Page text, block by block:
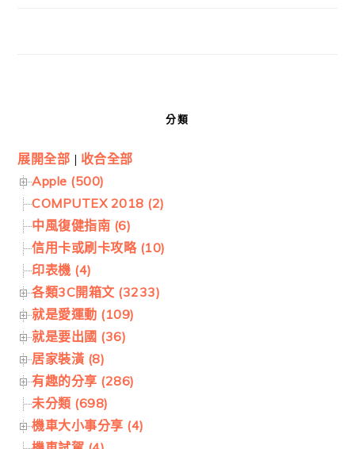
分類
展開全部 | 收合全部
Apple (500)
COMPUTEX 2018 (2)
中風復健指南 (6)
信用卡或刷卡攻略 (10)
印表機 (4)
各類3C開箱文 (3233)
就是愛運動 (109)
就是要出國 (36)
居家裝潢 (8)
有趣的分享 (286)
未分類 (698)
機車大小事分享 (4)